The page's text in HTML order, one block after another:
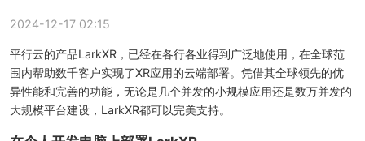
2024-12-17 02:15
平行云的产品LarkXR，已经在各行各业得到广泛地使用，在全球范
围内帮助数千客户实现了XR应用的云端部署。凭借其全球领先的优
异性能和完善的功能，无论是几个并发的小规模应用还是数万并发的
大规模平台建设，LarkXR都可以完美支持。